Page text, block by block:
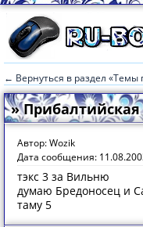
← Вернуться в раздел
» Прибалтийская
Автор: Wozik
Дата сообщения:
тэкс 3 за Вильню
думаю Бредоносец и
таму 5